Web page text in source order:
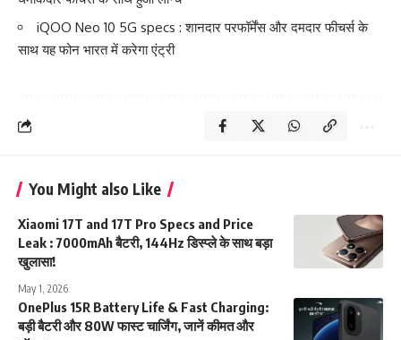
iQOO Neo 10 5G specs : शानदार परफॉर्मेंस और दमदार फीचर्स के
साथ यह फोन भारत में करेगा एंट्री
You Might also Like
Xiaomi 17T and 17T Pro Specs and Price
Leak : 7000mAh बैटरी, 144Hz डिस्प्ले के साथ बड़ा
खुलासा!
May 1, 2026
OnePlus 15R Battery Life & Fast Charging:
बड़ी बैटरी और 80W फास्ट चार्जिंग, जानें कीमत और